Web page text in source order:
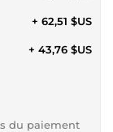
+ 62,51 $US
+ 43,76 $US
du paiement